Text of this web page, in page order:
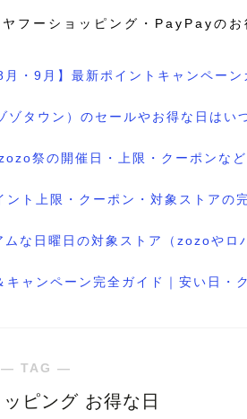
ヤフーショッピング・PayPayのお
・9月】最新ポイントキャンペー
タウン）のセールやお得な日はい
祭の開催日・上限・クーポンな
ト上限・クーポン・対象ストアの
な日曜日の対象ストア（zozoやロ
ャンペーン完全ガイド｜安い日・
― TAG ―
ピング お得な日